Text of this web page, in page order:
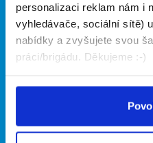
personalizaci reklam nám i
vyhledávače, sociální sítě)
nabídky a zvyšujete svou
práci/brigádu. Děkujeme :-)
Články
Hledané brigády
O portálu
O nás